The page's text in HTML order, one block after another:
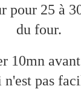
pour 25 à
du four.
10mn
n'est pas